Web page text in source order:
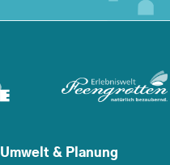
Umwelt & Planung